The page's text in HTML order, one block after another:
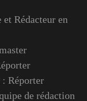
Rédacteur en
Réporter
de rédaction